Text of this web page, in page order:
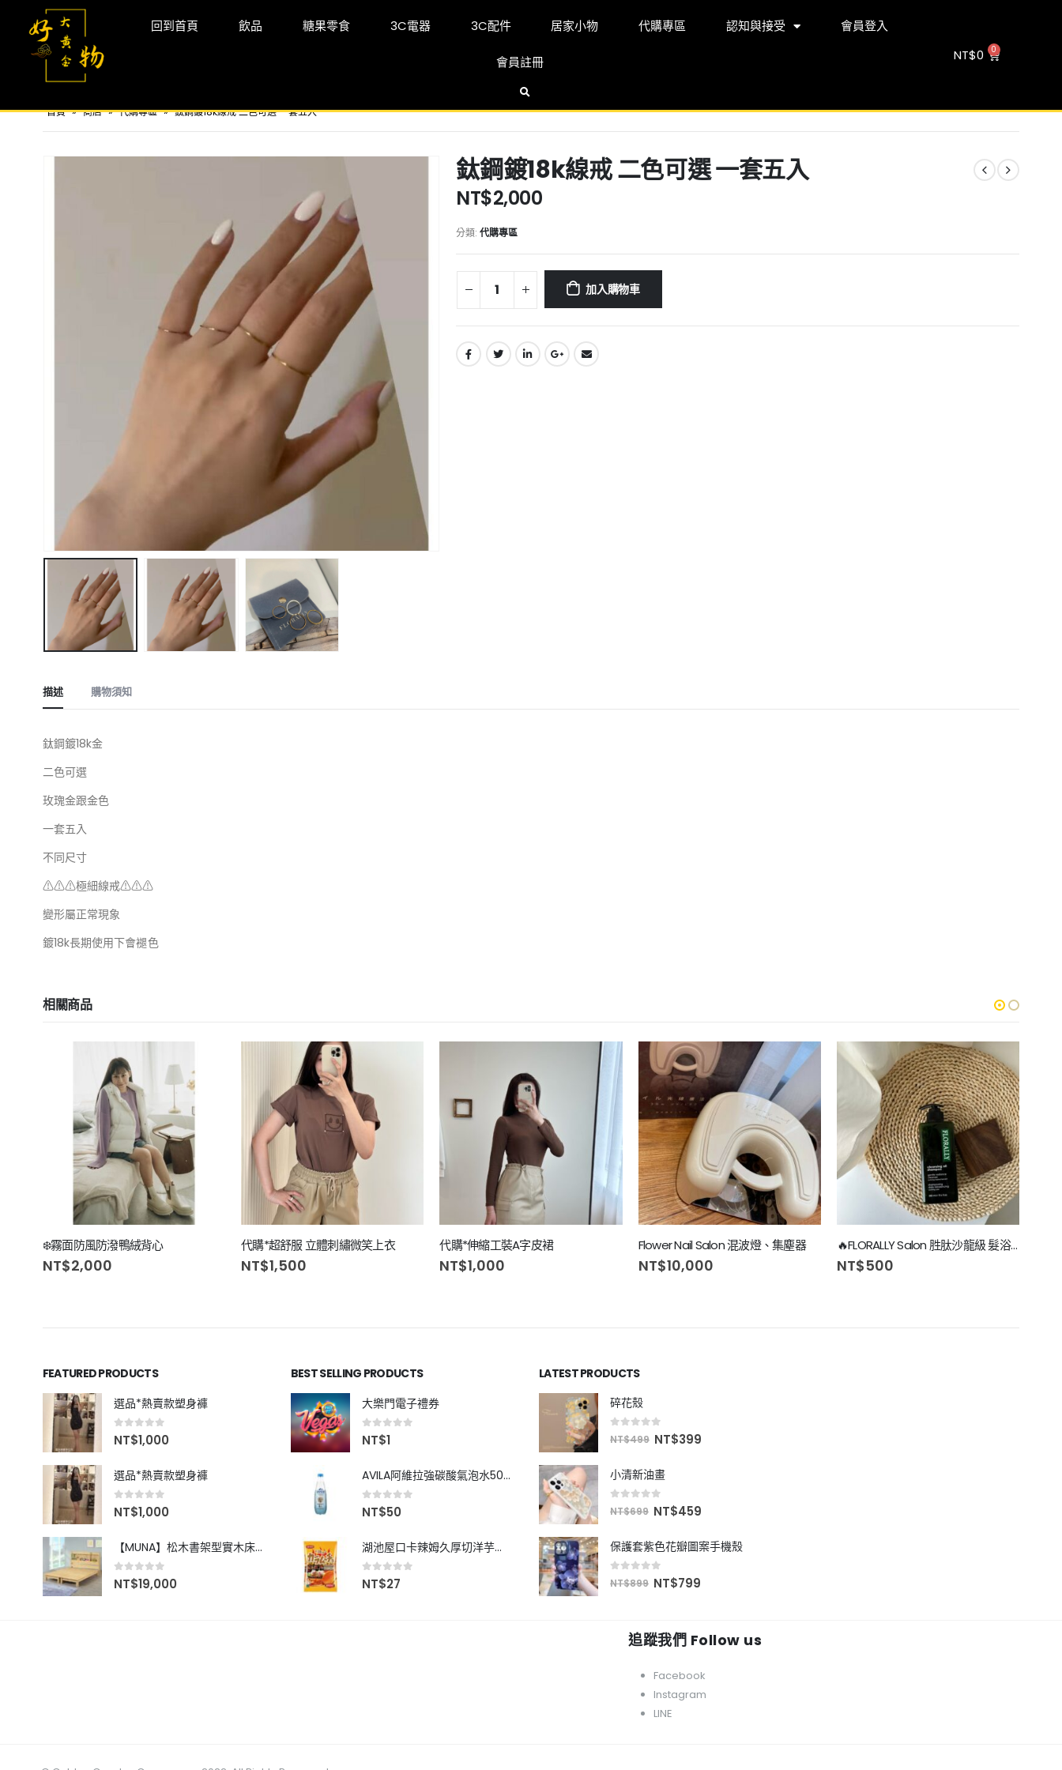
回到首頁 飲品 糖果零食 3C電器 3C配件 居家小物 代購專區 認知與接受 會員登入
會員註冊 NT$0
首頁 » 商店 » 代購專區 » 鈦鋼鍍18k線戒 二色可選 一套五入
鈦鋼鍍18k線戒 二色可選 一套五入
NT$2,000
分類:代購專區
加入購物車
描述 購物須知
鈦鋼鍍18k金
二色可選
玫瑰金跟金色
一套五入
不同尺寸
⚠⚠⚠極細線戒⚠⚠⚠
變形屬正常現象
鍍18k長期使用下會褪色
相關商品
❄️霧面防風防潑鴨絨背心
NT$2,000
代購*超舒服 立體刺繡微笑上衣
NT$1,500
代購*伸縮工裝A字皮裙
NT$1,000
Flower Nail Salon 混波燈、集塵器
NT$10,000
🔥FLORALLY Salon 胜肽沙龍級 髮浴系列
NT$500
FEATURED PRODUCTS
選品*熱賣款塑身褲
0 out of 5
NT$1,000
選品*熱賣款塑身褲
0 out of 5
NT$1,000
【MUNA】松木書架型實木床(全組)-雙人5尺
0 out of 5
NT$19,000
BEST SELLING PRODUCTS
大樂門電子禮券
0 out of 5
NT$1
AVILA阿維拉強碳酸氣泡水500ml
0 out of 5
NT$50
湖池屋口卡辣姆久厚切洋芋片-椒麻雞口味78g
0 out of 5
NT$27
LATEST PRODUCTS
碎花殼
0out of 5
NT$499 NT$399
小清新油畫
0out of 5
NT$699 NT$459
保護套紫色花瓣圖案手機殼
0out of 5
NT$899 NT$799
追蹤我們 Follow us
Facebook
Instagram
LINE